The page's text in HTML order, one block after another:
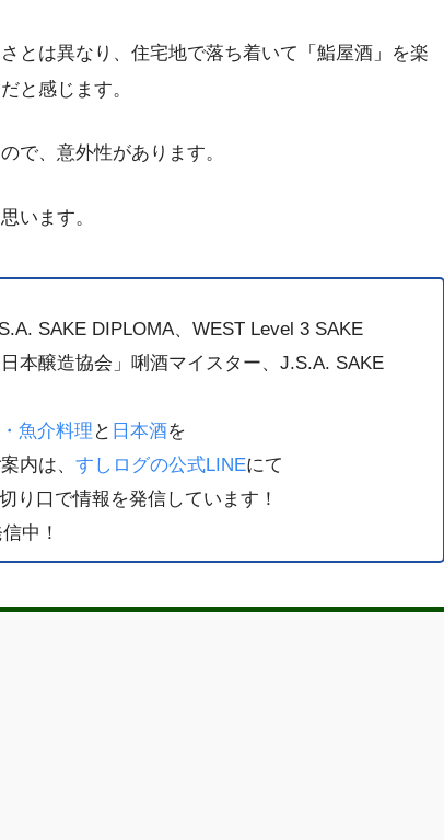
とは異なり、住宅地で落ち着いて「鮨屋酒」を楽
と感じます。
で、意外性があります。
います。
SAKE DIPLOMA、WEST Level 3 SAKE
本醸造協会」唎酒マイスター、J.S.A. SAKE
魚介料理 と 日本酒を
内は、 すしログの公式LINEにて
り口で情報を発信しています！
中！